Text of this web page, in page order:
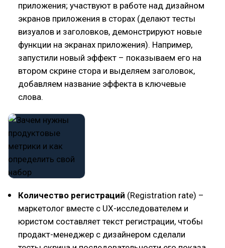
приложения; участвуют в работе над дизайном
экранов приложения в сторах (делают тесты
визуалов и заголовков, демонстрируют новые
функции на экранах приложения). Например,
запустили новый эффект – показываем его на
втором скрине стора и выделяем заголовок,
добавляем название эффекта в ключевые
слова.
Количество регистраций (Registration rate) –
маркетолог вместе с UX-исследователем и
юристом составляет текст регистрации, чтобы
продакт-менеджер с дизайнером сделали